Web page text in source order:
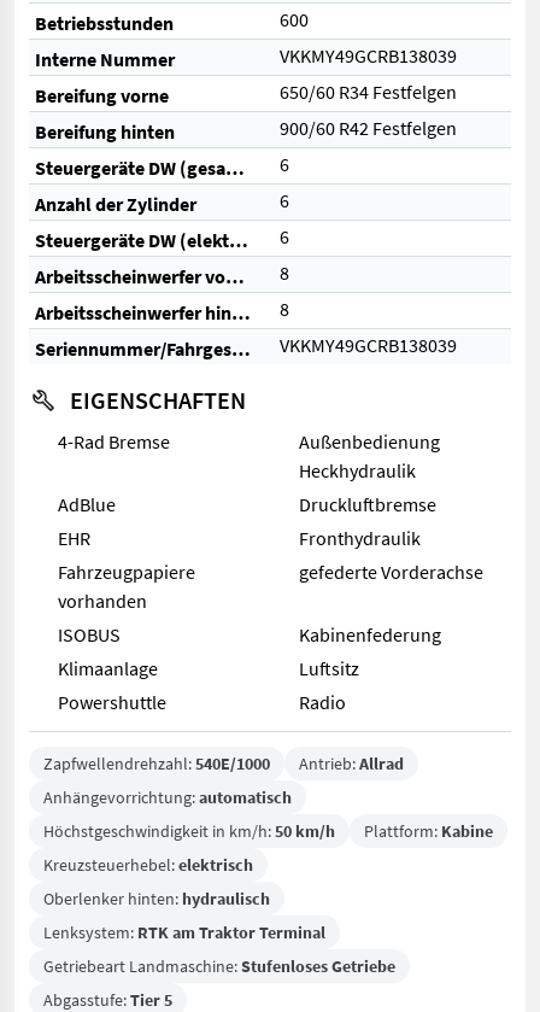
Betriebsstunden
600
Interne Nummer
VKKMY49GCRB138039
Bereifung vorne
650/60 R34 Festfelgen
Bereifung hinten
900/60 R42 Festfelgen
Steuergeräte DW (gesamt)
6
Anzahl der Zylinder
6
Steuergeräte DW (elektrisch)
6
Arbeitsscheinwerfer vorne
8
Arbeitsscheinwerfer hinten
8
Seriennummer/Fahrgestellnummer
VKKMY49GCRB138039
EIGENSCHAFTEN
4-Rad Bremse
Außenbedienung
Heckhydraulik
AdBlue
Druckluftbremse
EHR
Fronthydraulik
Fahrzeugpapiere
vorhanden
gefederte Vorderachse
ISOBUS
Kabinenfederung
Klimaanlage
Luftsitz
Powershuttle
Radio
Zapfwellendrehzahl:540E/1000 Antrieb:Allrad
Anhängevorrichtung:automatisch
Höchstgeschwindigkeit in km/h:50 km/h Plattform: Kabine
Kreuzsteuerhebel:elektrisch
Oberlenker hinten: hydraulisch
Lenksystem: RTK am Traktor Terminal
Getriebeart Landmaschine:Stufenloses Getriebe
Abgasstufe:Tier 5